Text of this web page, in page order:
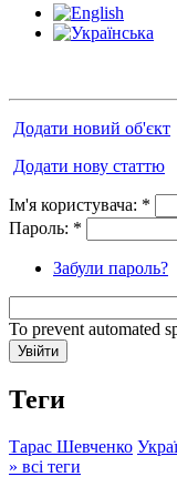
Додати новий об'єкт
Додати нову статтю
Ім'я користувача: *
Пароль: *
Забули пароль?
To prevent automated
Теги
Тарас Шевченко
» всі теги